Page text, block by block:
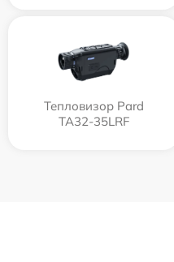
Тепловизор Pard
TA32-35LRF